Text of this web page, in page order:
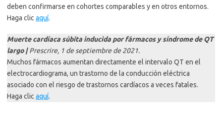
deben confirmarse en cohortes comparables y en otros entornos.
Haga clicaquí.
Muerte cardíaca súbita inducida por fármacos y síndrome de QT
largo |Prescrire, 1 de septiembre de 2021.
Muchos fármacos aumentan directamente el intervalo QT en el
electrocardiograma, un trastorno de la conducción eléctrica
asociado con el riesgo de trastornos cardíacos a veces fatales.
Haga clic aquí.